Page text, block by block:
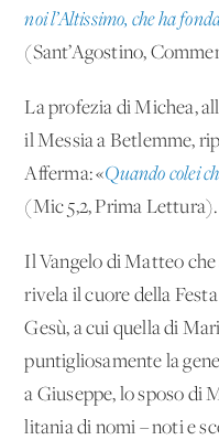
noi l’Altissimo, che ha
(Sant’Agostino,
La profezia di Michea,
il Messia a Betlemme,
Afferma: «Quando colei
(Mic 5,2, Prima Lettura).
Il Vangelo di Matteo
rivela il cuore della
Gesù, a cui quella di
puntigliosamente la
a Giuseppe, lo sposo di
litania di nomi – noti e